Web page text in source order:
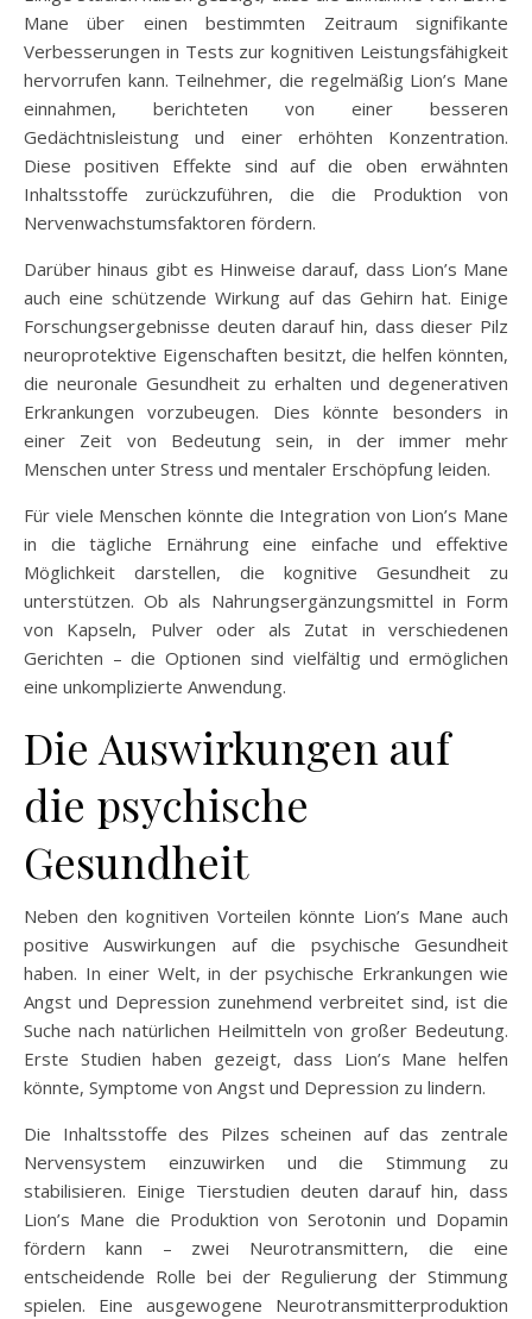
Mane über einen bestimmten Zeitraum signifikante
Verbesserungen in Tests zur kognitiven Leistungsfähigkeit
hervorrufen kann. Teilnehmer, die regelmäßig Lion’s Mane
einnahmen, berichteten von einer besseren
Gedächtnisleistung und einer erhöhten Konzentration.
Diese positiven Effekte sind auf die oben erwähnten
Inhaltsstoffe zurückzuführen, die die Produktion von
Nervenwachstumsfaktoren fördern.
Darüber hinaus gibt es Hinweise darauf, dass Lion’s Mane
auch eine schützende Wirkung auf das Gehirn hat. Einige
Forschungsergebnisse deuten darauf hin, dass dieser Pilz
neuroprotektive Eigenschaften besitzt, die helfen könnten,
die neuronale Gesundheit zu erhalten und degenerativen
Erkrankungen vorzubeugen. Dies könnte besonders in
einer Zeit von Bedeutung sein, in der immer mehr
Menschen unter Stress und mentaler Erschöpfung leiden.
Für viele Menschen könnte die Integration von Lion’s Mane
in die tägliche Ernährung eine einfache und effektive
Möglichkeit darstellen, die kognitive Gesundheit zu
unterstützen. Ob als Nahrungsergänzungsmittel in Form
von Kapseln, Pulver oder als Zutat in verschiedenen
Gerichten – die Optionen sind vielfältig und ermöglichen
eine unkomplizierte Anwendung.
Die Auswirkungen auf
die psychische
Gesundheit
Neben den kognitiven Vorteilen könnte Lion’s Mane auch
positive Auswirkungen auf die psychische Gesundheit
haben. In einer Welt, in der psychische Erkrankungen wie
Angst und Depression zunehmend verbreitet sind, ist die
Suche nach natürlichen Heilmitteln von großer Bedeutung.
Erste Studien haben gezeigt, dass Lion’s Mane helfen
könnte, Symptome von Angst und Depression zu lindern.
Die Inhaltsstoffe des Pilzes scheinen auf das zentrale
Nervensystem einzuwirken und die Stimmung zu
stabilisieren. Einige Tierstudien deuten darauf hin, dass
Lion’s Mane die Produktion von Serotonin und Dopamin
fördern kann – zwei Neurotransmittern, die eine
entscheidende Rolle bei der Regulierung der Stimmung
spielen. Eine ausgewogene Neurotransmitterproduktion